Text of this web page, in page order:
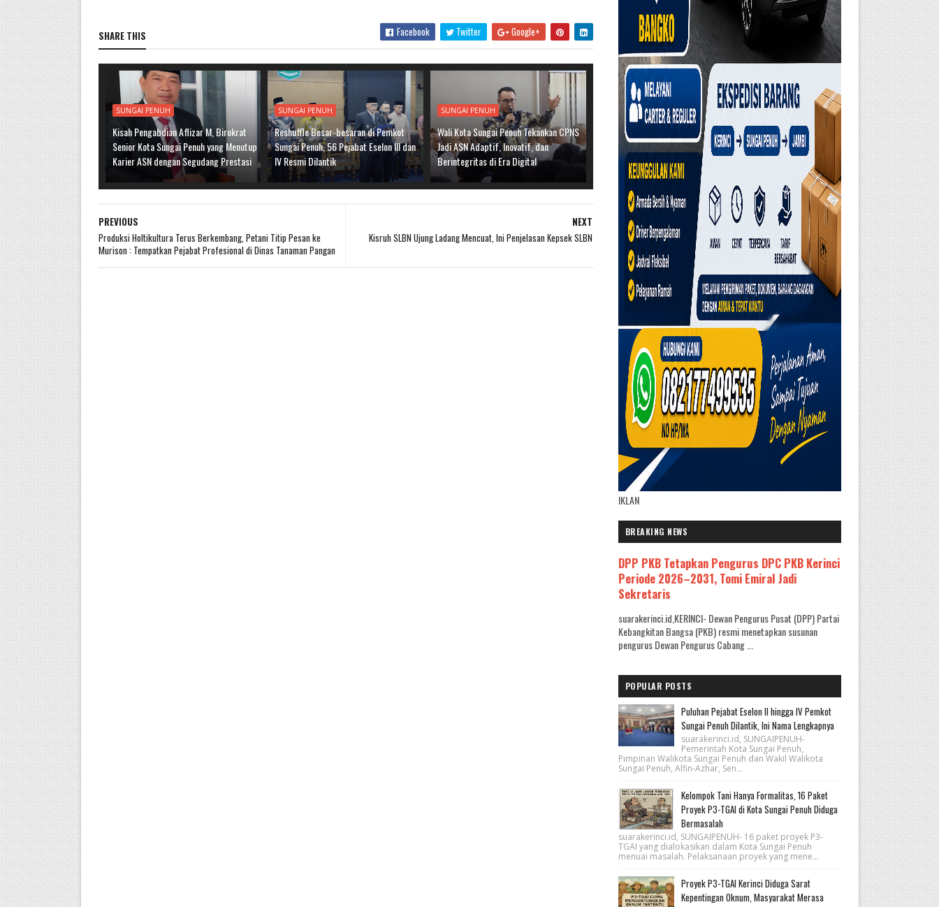
SHARE THIS Facebook Twitter Google+
SUNGAI PENUH
Kisah Pengabdian Aflizar M, Birokrat
Senior Kota Sungai Penuh yang Menutup
Karier ASN dengan Segudang Prestasi
SUNGAI PENUH
Reshuffle Besar-besaran di Pemkot
Sungai Penuh, 56 Pejabat Eselon III dan
IV Resmi Dilantik
SUNGAI PENUH
Wali Kota Sungai Penuh Tekankan CPNS
Jadi ASN Adaptif, Inovatif, dan
Berintegritas di Era Digital
NEXT
Kisruh SLBN Ujung Ladang Mencuat, Ini Penjelasan Kepsek SLBN
PREVIOUS
Produksi Holtikultura Terus Berkembang, Petani Titip Pesan ke
Murison : Tempatkan Pejabat Profesional di Dinas Tanaman Pangan
IKLAN
BREAKING NEWS
DPP PKB Tetapkan Pengurus DPC PKB Kerinci
Periode 2026–2031, Tomi Emiral Jadi
Sekretaris
suarakerinci.id,KERINCI- Dewan Pengurus Pusat (DPP) Partai
Kebangkitan Bangsa (PKB) resmi menetapkan susunan
pengurus Dewan Pengurus Cabang ...
POPULAR POSTS
Puluhan Pejabat Eselon II hingga IV Pemkot
Sungai Penuh Dilantik, Ini Nama Lengkapnya
suarakerinci.id, SUNGAIPENUH-
Pemerintah Kota Sungai Penuh,
Pimpinan Walikota Sungai Penuh dan Wakil Walikota
Sungai Penuh, Alfin-Azhar, Sen...
Kelompok Tani Hanya Formalitas, 16 Paket
Proyek P3-TGAI di Kota Sungai Penuh Diduga
Bermasalah
suarakerinci.id, SUNGAIPENUH- 16 paket proyek P3-
TGAI yang dialokasikan dalam Kota Sungai Penuh
menuai masalah. Pelaksanaan proyek yang mene...
Proyek P3-TGAI Kerinci Diduga Sarat
Kepentingan Oknum, Masyarakat Merasa